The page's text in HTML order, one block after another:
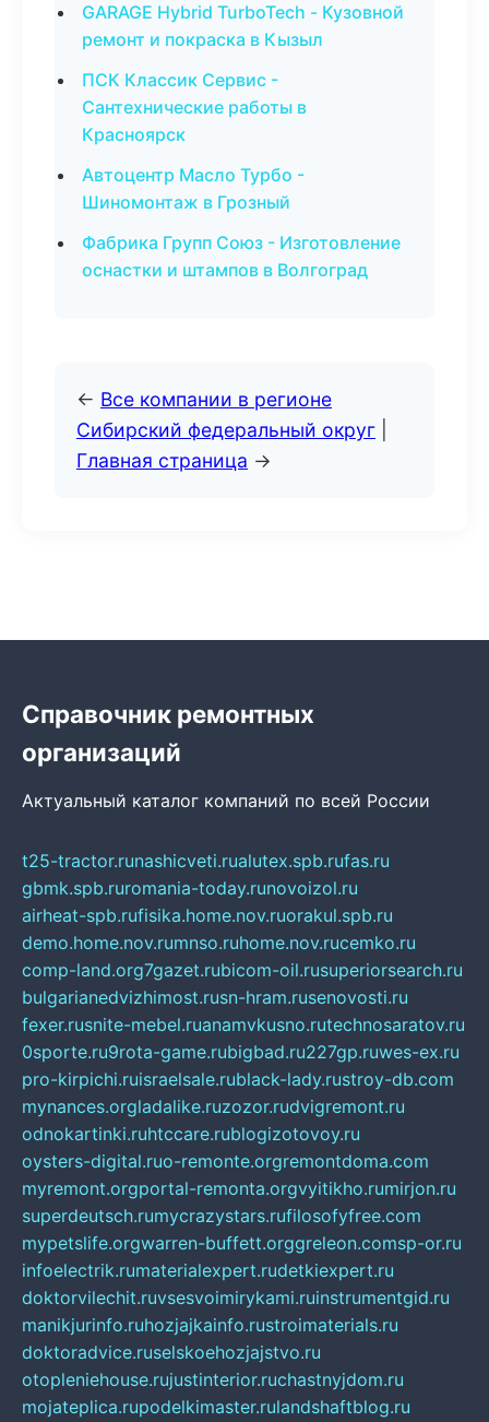
GARAGE Hybrid TurboTech - Кузовной
ремонт и покраска в Кызыл
ПСК Классик Сервис -
Сантехнические работы в
Красноярск
Автоцентр Масло Турбо -
Шиномонтаж в Грозный
Фабрика Групп Союз - Изготовление
оснастки и штампов в Волгоград
← Все компании в регионе
Сибирский федеральный округ
Главная страница →
Справочник ремонтных
организаций
Актуальный каталог компаний по всей России
t25-tractor.runashicveti.rualutex.spb.rufas.ru
gbmk.spb.ruromania-today.runovoizol.ru
airheat-spb.rufisika.home.nov.ruorakul.spb.ru
demo.home.nov.rumnso.ruhome.nov.rucemko.ru
comp-land.org7gazet.rubicom-oil.rusuperiorsearch.ru
bulgarianedvizhimost.rusn-hram.rusenovosti.ru
fexer.rusnite-mebel.ruanamvkusno.rutechnosaratov.ru
0sporte.ru9rota-game.rubigbad.ru227gp.ruwes-ex.ru
pro-kirpichi.ruisraelsale.rublack-lady.rustroy-db.com
mynances.orgladalike.ruzozor.rudvigremont.ru
odnokartinki.ruhtccare.rublogizotovoy.ru
oysters-digital.ruo-remonte.orgremontdoma.com
myremont.orgportal-remonta.orgvyitikho.rumirjon.ru
superdeutsch.rumycrazystars.rufilosofyfree.com
mypetslife.orgwarren-buffett.orggreleon.comsp-or.ru
infoelectrik.rumaterialexpert.rudetkiexpert.ru
doktorvilechit.ruvsesvoimirykami.ruinstrumentgid.ru
manikjurinfo.ruhozjajkainfo.rustroimaterials.ru
doktoradvice.ruselskoehozjajstvo.ru
otopleniehouse.rujustinterior.ruchastnyjdom.ru
mojateplica.rupodelkimaster.rulandshaftblog.ru